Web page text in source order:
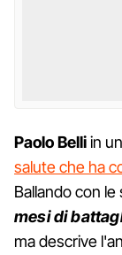
Paolo Belliin
salute che ha
Ballando con
mesi di
ma descrive